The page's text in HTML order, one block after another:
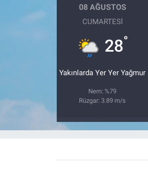
08 AĞUSTOS
CUMARTESI
28°
Yakınlarda Yer Yer Yağmur
Nem: %79
Rüzgar: 3.89 m/s